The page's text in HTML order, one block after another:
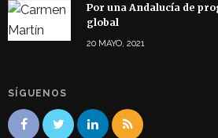
Por una Andalucía de
global
20 MAYO, 2021
SÍGUENOS